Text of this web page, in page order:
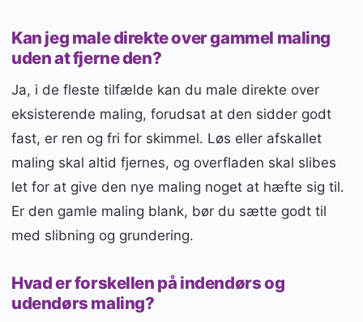
Kan jeg male direkte over gammel maling
uden at fjerne den?
Ja, i de fleste tilfælde kan du male direkte over
eksisterende maling, forudsat at den sidder godt
fast, er ren og fri for skimmel. Løs eller afskallet
maling skal altid fjernes, og overfladen skal slibes
let for at give den nye maling noget at hæfte sig til.
Er den gamle maling blank, bør du sætte godt til
med slibning og grundering.
Hvad er forskellen på indendørs og
udendørs maling?